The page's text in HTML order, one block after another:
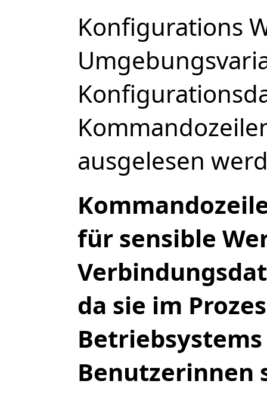
Konfigurations
ausgelesen
für sensible
da sie im
Benutzerinnen